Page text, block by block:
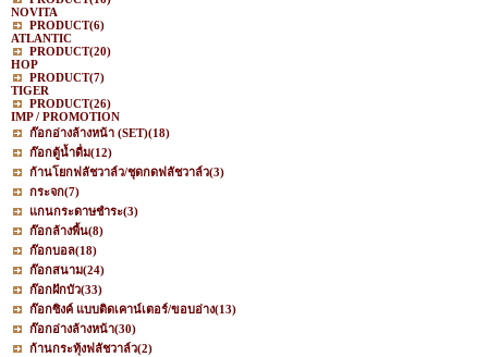
NOVITA
PRODUCT(6)
ATLANTIC
PRODUCT(20)
HOP
PRODUCT(7)
TIGER
PRODUCT(26)
IMP / PROMOTION
ก๊อกอ่างล้างหน้า (SET)(18)
ก๊อกตู้น้ำดื่ม(12)
ก้านโยกฟลัชวาล์ว/ชุดกดฟลัชวาล์ว(3)
กระจก(7)
แกนกระดาษชำระ(3)
ก๊อกล้างพื้น(8)
ก๊อกบอล(18)
ก๊อกสนาม(24)
ก๊อกฝักบัว(33)
ก๊อกซิงค์ แบบติดเคาน์เตอร์/ขอบอ่าง(13)
ก๊อกอ่างล้างหน้า(30)
ก้านกระทุ้งฟลัชวาล์ว(2)